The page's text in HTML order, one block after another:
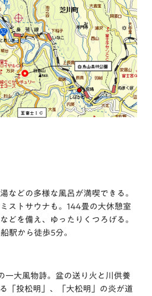
などの多様な風呂が満喫できる。
ストサウナも。144畳の大休憩室
どを備え、ゆったりくつろげる。
駅から徒歩5分。
一大風物詩。盆の送り火と川供養
「投松明」、「大松明」の炎が道